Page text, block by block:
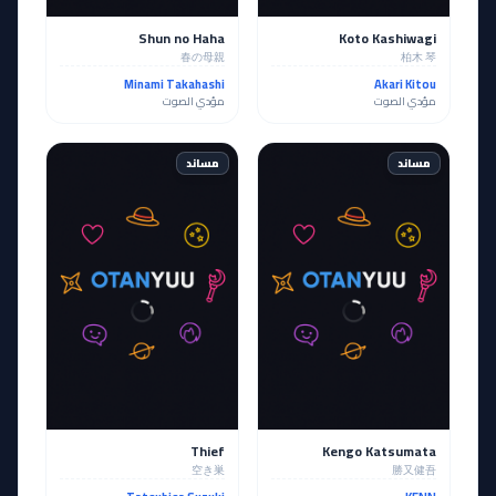
Koto Kashiwagi
柏木 琴
Akari Kitou
مؤدي الصوت
Shun no Haha
春の母親
Minami Takahashi
مؤدي الصوت
مساند
Kengo Katsumata
勝又健吾
مساند
Thief
空き巣